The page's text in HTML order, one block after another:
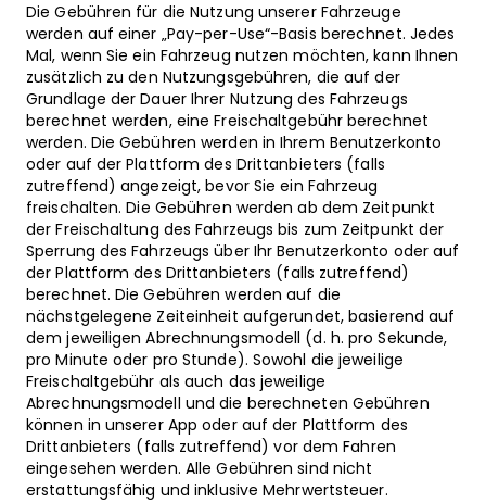
Die Gebühren für die Nutzung unserer Fahrzeuge
werden auf einer „Pay-per-Use“-Basis berechnet. Jedes
Mal, wenn Sie ein Fahrzeug nutzen möchten, kann Ihnen
zusätzlich zu den Nutzungsgebühren, die auf der
Grundlage der Dauer Ihrer Nutzung des Fahrzeugs
berechnet werden, eine Freischaltgebühr berechnet
werden. Die Gebühren werden in Ihrem Benutzerkonto
oder auf der Plattform des Drittanbieters (falls
zutreffend) angezeigt, bevor Sie ein Fahrzeug
freischalten. Die Gebühren werden ab dem Zeitpunkt
der Freischaltung des Fahrzeugs bis zum Zeitpunkt der
Sperrung des Fahrzeugs über Ihr Benutzerkonto oder auf
der Plattform des Drittanbieters (falls zutreffend)
berechnet. Die Gebühren werden auf die
nächstgelegene Zeiteinheit aufgerundet, basierend auf
dem jeweiligen Abrechnungsmodell (d. h. pro Sekunde,
pro Minute oder pro Stunde). Sowohl die jeweilige
Freischaltgebühr als auch das jeweilige
Abrechnungsmodell und die berechneten Gebühren
können in unserer App oder auf der Plattform des
Drittanbieters (falls zutreffend) vor dem Fahren
eingesehen werden. Alle Gebühren sind nicht
erstattungsfähig und inklusive Mehrwertsteuer.